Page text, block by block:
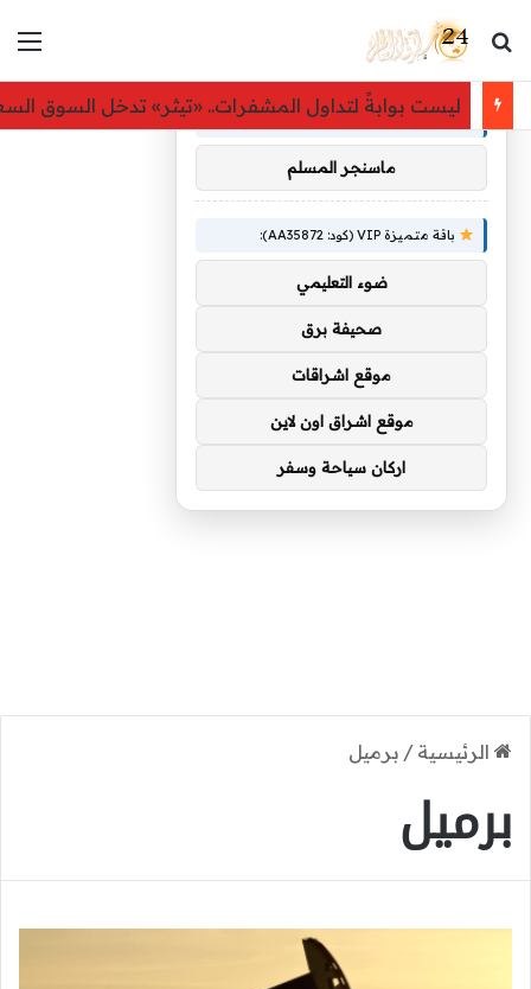
بحث عن
ليست بوابةً لتداول المشفرات.. «تيثر» تدخل السوق
الرئيسية / برميل
برميل
توصيات :
باقة متميزة VIP (كود: AA26790):
ماسنجر المسلم
باقة متميزة VIP (كود: AA35872):
ضوء التعليمي
صحيفة برق
موقع اشراقات
موقع اشراق اون لاين
اركان سياحة وسفر